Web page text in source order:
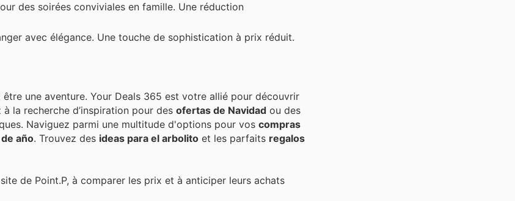
des soirées conviviales en famille. Une réduction
avec élégance. Une touche de sophistication à prix réduit.
une aventure. Your Deals 365 est votre allié pour découvrir
la recherche d’inspiration pour des ofertas de Navidad ou des
Naviguez parmi une multitude d'options pour vos compras
año. Trouvez des ideas para el arbolito et les parfaits regalos
de Point.P, à comparer les prix et à anticiper leurs achats